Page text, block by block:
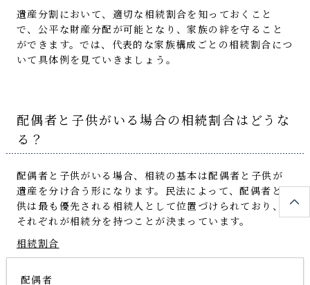
遺産分割において、適切な相続割合を知っておくこと
で、公平な財産分配が可能となり、家族の絆を守ること
ができます。では、代表的な家族構成ごとの相続割合につ
いて具体例を見ていきましょう。
配偶者と子供がいる場合の相続割合はどうな
る？
配偶者と子供がいる場合、相続の基本は配偶者と子供が
遺産を分け合う形になります。民法によって、配偶者と子
供は最も優先される相続人として位置づけられており、
それぞれが相続分を持つことが決まっています。
相続割合
配偶者